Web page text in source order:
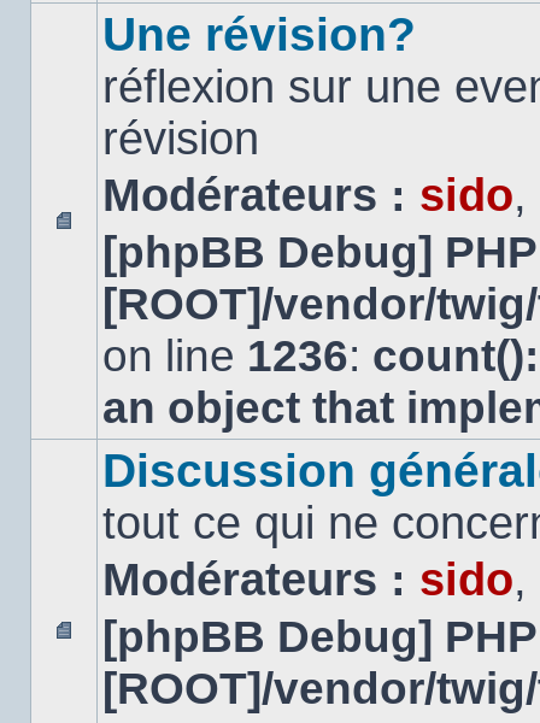
Aucun
message
non
Une révision?
réflexion sur une
révision
Modérateurs : sido,
[phpBB Debug]
[ROOT]/vendor/
on line 1236:
an object that
Aucun
message
non
Discussion
tout ce qui ne
Modérateurs : sido,
[phpBB Debug]
[ROOT]/vendor/